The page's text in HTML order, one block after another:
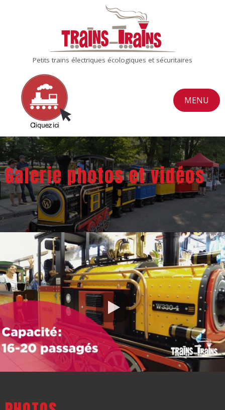
Petits trains électriques écologiques et sécuritaires
MENU
Galerie photos et vidéos